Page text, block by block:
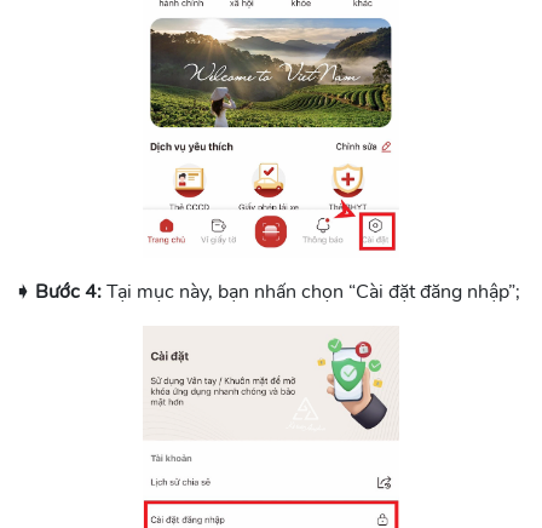
➧ Bước 4:Tại mục này, bạn nhấn chọn “Cài đặt đăng nhập”;